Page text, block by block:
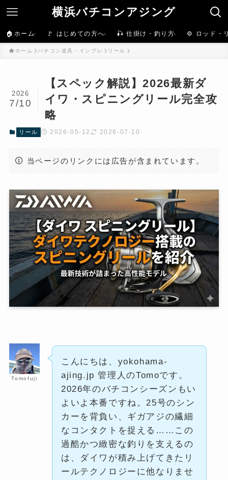
横浜バチコンアジング
🏠ホーム 🚩 はじめての方へ 🎣 仕掛け・釣り方 ⚙️ ロッド・
ホーム バチコン道具・インプレ リール
【スペック解説】2026最新ダ
イワ・スピニングリール完全攻
略
2026
7/10
リール 2026-05-12 2026-07-10
当ページのリンクには広告が含まれています。
Tomofuji
こんにちは、yokohama-
ajing.jp 管理人のTomoです。
2026年のバチコンシーズンもい
よいよ本番ですね。25号のシン
カーを背負い、ギガアジの繊細
なコンタクトを捉える……この
過酷かつ緻密な釣りを支えるの
は、ダイワが積み上げてきたリ
ールテクノロジーに他なりませ